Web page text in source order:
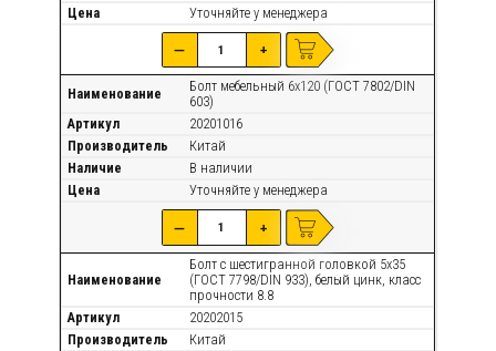
Цена
Уточняйте у менеджера
— +
Наименование
Болт мебельный 6х120 (ГОСТ 7802/DIN
603)
Артикул
20201016
Производитель
Китай
Наличие
В наличии
Цена
Уточняйте у менеджера
— +
Наименование
Болт с шестигранной головкой 5х35
(ГОСТ 7798/DIN 933), белый цинк, класс
прочности 8.8
Артикул
20202015
Производитель
Китай